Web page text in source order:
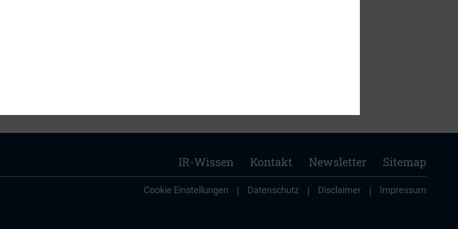
IR-Wissen Kontakt Newsletter Sitemap
Cookie Einstellungen | Datenschutz | Disclaimer | Impressum